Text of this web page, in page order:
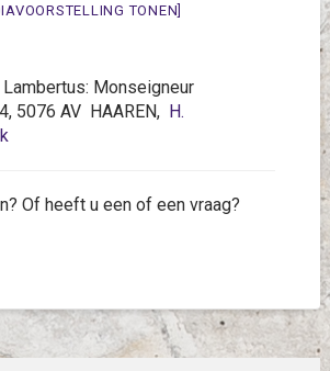
TONEN]
Monseigneur
5076 AV HAAREN, H.
Of heeft u een of een vraag?